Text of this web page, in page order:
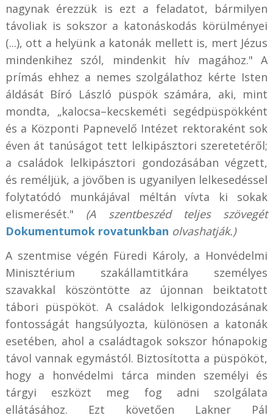
nagynak érezzük is ezt a feladatot, bármilyen
távoliak is sokszor a katonáskodás körülményei
(...), ott a helyünk a katonák mellett is, mert Jézus
mindenkihez szól, mindenkit hív magához." A
prímás ehhez a nemes szolgálathoz kérte Isten
áldását Bíró László püspök számára, aki, mint
mondta, „kalocsa–kecskeméti segédpüspökként
és a Központi Papnevelő Intézet rektoraként sok
éven át tanúságot tett lelkipásztori szeretetéről;
a családok lelkipásztori gondozásában végzett,
és reméljük, a jövőben is ugyanilyen lelkesedéssel
folytatódó munkájával méltán vívta ki sokak
elismerését." (A szentbeszéd teljes szövegét
Dokumentumok rovatunkban olvashatják.)
A szentmise végén Füredi Károly, a Honvédelmi
Minisztérium szakállamtitkára személyes
szavakkal köszöntötte az újonnan beiktatott
tábori püspököt. A családok lelkigondozásának
fontosságát hangsúlyozta, különösen a katonák
esetében, ahol a családtagok sokszor hónapokig
távol vannak egymástól. Biztosította a püspököt,
hogy a honvédelmi tárca minden személyi és
tárgyi eszközt meg fog adni szolgálata
ellátásához. Ezt követően Lakner Pál